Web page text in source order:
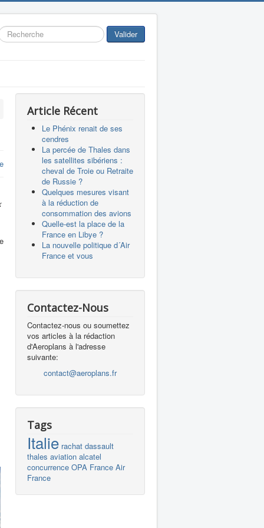
Valider
Article Récent
Le Phénix renait de ses
cendres
La percée de Thales dans
les satellites sibériens :
cheval de Troie ou Retraite
de Russie ?
Quelques mesures visant
à la réduction de
consommation des avions
Quelle-est la place de la
France en Libye ?
La nouvelle politique d´Air
France et vous
Contactez-Nous
Contactez-nous ou soumettez
vos articles à la rédaction
d'Aeroplans à l'adresse
suivante:
contact@aeroplans.fr
Tags
Italie rachat dassault
thales aviation alcatel
concurrence OPA France Air
France